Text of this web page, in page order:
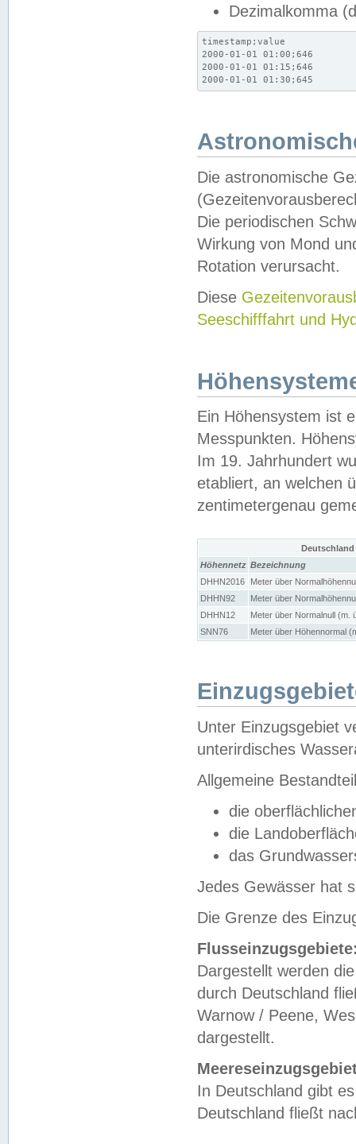
Dezimalkomma
timestamp;value
2000-01-01 01:00;646
2000-01-01 01:15;646
2000-01-01 01:30;645
Die astronomische
Die periodischen
Wirkung von Mond
Rotation verursacht.
Diese
Seeschifffahrt und
Ein Höhensystem ist
Messpunkten.
Im 19. Jahrhundert
etabliert, an welchen
zentimetergenau
Höhennetz Bezeichnung
DHHN2016
Meter über
DHHN92
Meter über
DHHN12
Meter über Normalnull (m.
SNN76
Meter über Höhennormal
Unter Einzugsgebiet
unterirdisches
Allgemeine
die
die
das
Jedes Gewässer hat
Die Grenze des
Dargestellt werden
durch Deutschland
Warnow / Peene,
dargestellt.
In Deutschland gibt
Deutschland fließt